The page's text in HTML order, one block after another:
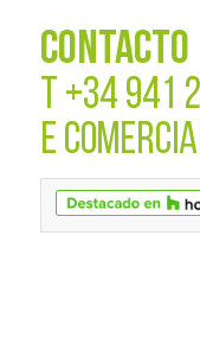
CONTACTO
T +34 941
E